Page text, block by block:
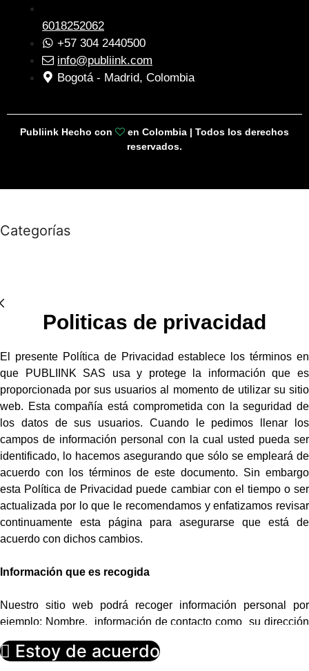
6018252062
+57 304 2440500
info@publiink.com
Bogotá - Madrid, Colombia
Publiink Hecho con
en Colombia | Todos los derechos
reservados.
Categorías
Politicas de privacidad
El presente Política de Privacidad establece los términos en
que PUBLIINK SAS usa y protege la información que es
proporcionada por sus usuarios al momento de utilizar su sitio
web. Esta compañía está comprometida con la seguridad de
los datos de sus usuarios. Cuando le pedimos llenar los
campos de información personal con la cual usted pueda ser
identificado, lo hacemos asegurando que sólo se empleará de
acuerdo con los términos de este documento. Sin embargo
esta Política de Privacidad puede cambiar con el tiempo o ser
actualizada por lo que le recomendamos y enfatizamos revisar
continuamente esta página para asegurarse que está de
acuerdo con dichos cambios.
Información que es recogida
Nuestro sitio web podrá recoger información personal por
ejemplo: Nombre, información de contacto como su dirección
de correo electrónica e información demográfica. Así mismo
cuando sea necesario podrá ser requerida información
Estoy de acuerdo